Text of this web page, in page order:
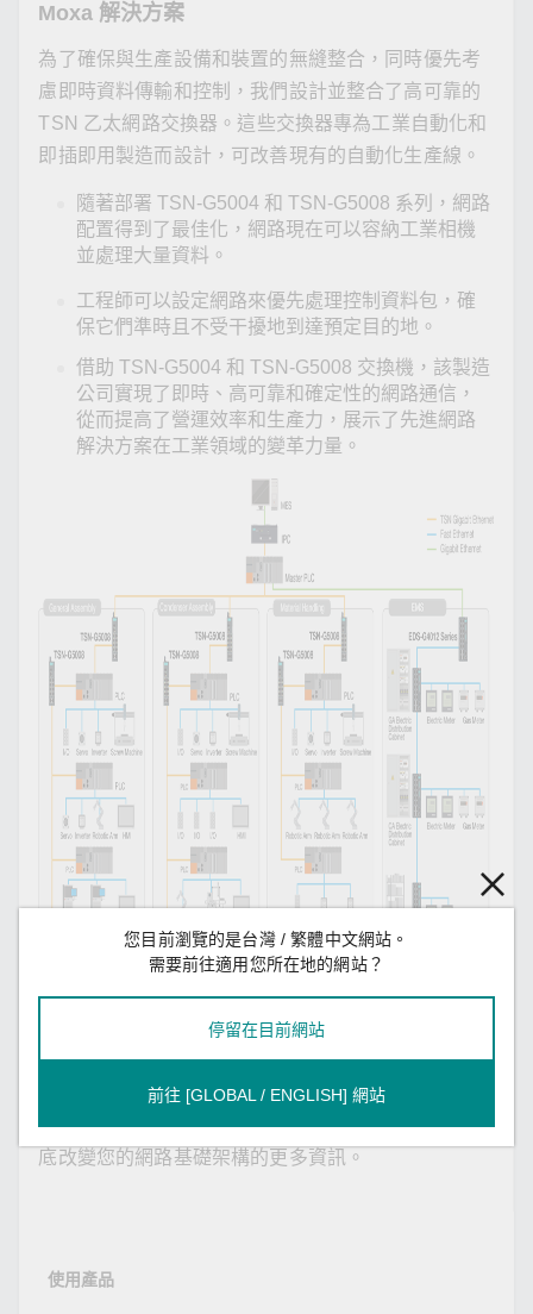
Moxa 解決方案
為了確保與生產設備和裝置的無縫整合，同時優先考
慮即時資料傳輸和控制，我們設計並整合了高可靠的
TSN 乙太網路交換器。這些交換器專為工業自動化和
即插即用製造而設計，可改善現有的自動化生產線。
隨著部署 TSN-G5004 和 TSN-G5008 系列，網路
配置得到了最佳化，網路現在可以容納工業相機
並處理大量資料。
工程師可以設定網路來優先處理控制資料包，確
保它們準時且不受干擾地到達預定目的地。
借助 TSN-G5004 和 TSN-G5008 交換機，該製造
公司實現了即時、高可靠和確定性的網路通信，
從而提高了營運效率和生產力，展示了先進網路
解決方案在工業領域的變革力量。
下載我們的案例研究，以了解有關 TSN 交換器如何徹
底改變您的網路基礎架構的更多資訊。
使用產品
您目前瀏覽的是台灣 / 繁體中文網站。
需要前往適用您所在地的網站？
停留在目前網站
前往 [GLOBAL / ENGLISH] 網站